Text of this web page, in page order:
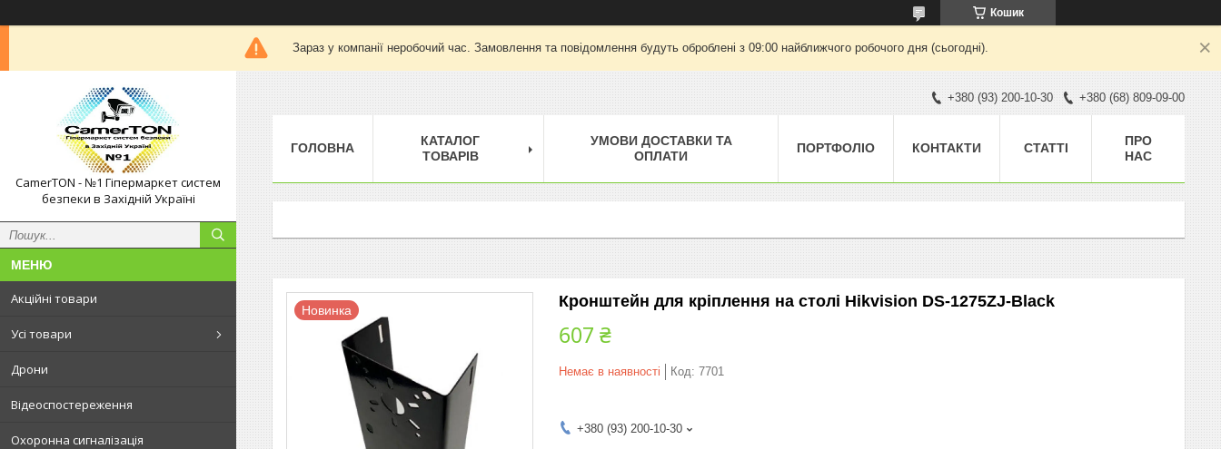
Кошик
Зараз у компанії неробочий час. Замовлення та повідомлення будуть оброблені з 09:00 найближчого робочого дня (сьогодні).
CamerTON - №1 Гіпермаркет систем
безпеки в Західній Україні
Акційні товари
Усі товари
Дрони
Відеоспостереження
Охоронна сигналізація
+380 (93) 200-10-30 +380 (68) 809-09-00
ГОЛОВНА
КАТАЛОГ
ТОВАРІВ
УМОВИ ДОСТАВКИ ТА
ОПЛАТИ
ПОРТФОЛІО КОНТАКТИ СТАТТІ
ПРО
НАС
Новинка Кронштейн для кріплення на столі Hikvision DS-1275ZJ-Black
607 ₴
Немає в наявності Код: 7701
+380 (93) 200-10-30